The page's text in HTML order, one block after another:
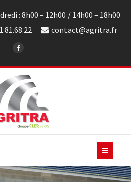
: 8h00 – 12h00 / 14h00 – 18h00
contact@agritra.fr